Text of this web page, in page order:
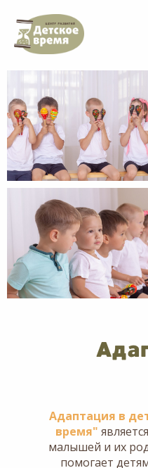
Адаптация в
время"
малышей и их
помогает